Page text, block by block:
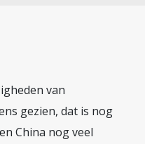
van
gezien, dat is nog
China nog veel